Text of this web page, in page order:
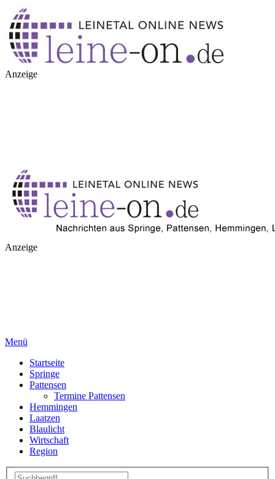
Anzeige
Anzeige
Menü
Startseite
Springe
Pattensen
Termine Pattensen
Hemmingen
Laatzen
Blaulicht
Wirtschaft
Region